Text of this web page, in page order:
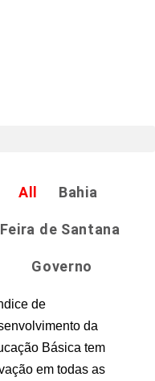
All Bahia
Feira de Santana
Governo